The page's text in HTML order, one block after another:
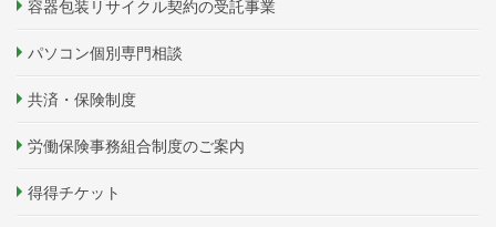
容器包装リサイクル契約の受託事業
パソコン個別専門相談
共済・保険制度
労働保険事務組合制度のご案内
得得チケット